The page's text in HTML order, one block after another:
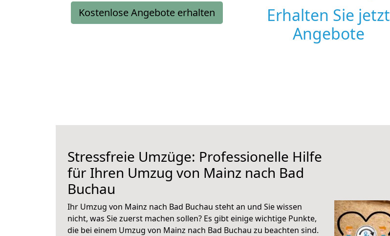
Kostenlose Angebote erhalten
Erhalten Sie jetzt
Angebote
Stressfreie Umzüge: Professionelle Hilfe
für Ihren Umzug von Mainz nach Bad
Buchau
Ihr Umzug von Mainz nach Bad Buchau steht an und Sie wissen
nicht, was Sie zuerst machen sollen? Es gibt einige wichtige Punkte,
die bei einem Umzug von Mainz nach Bad Buchau zu beachten sind.